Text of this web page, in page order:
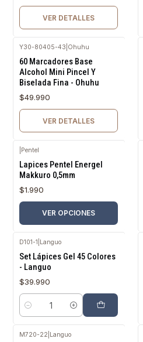
VER DETALLES
Y30-80405-43 Ohuhu
60 Marcadores Base
Alcohol Mini Pincel Y
Biselada Fina - Ohuhu
$49.990
VER DETALLES
Pentel
Lapices Pentel Energel
Makkuro 0,5mm
$1.990
VER OPCIONES
D101-1 Languo
Set Lápices Gel 45 Colores
- Languo
$39.990
Cantidad
M720-22 Languo